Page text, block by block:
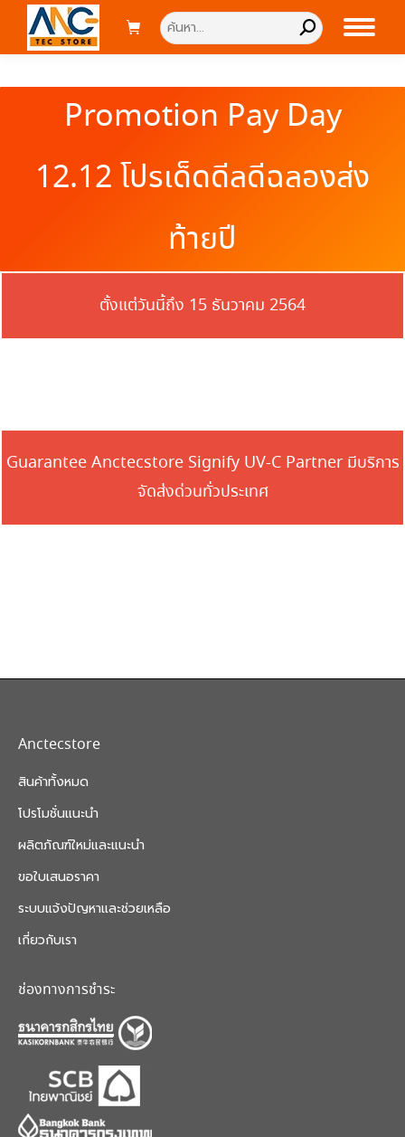
Search:
Promotion Pay Day
12.12 โปรเด็ดดีลดีฉลองส่ง
ท้ายปี
ตั้งแต่วันนี้ถึง 15 ธันวาคม 2564
Guarantee Anctecstore Signify UV-C Partner มีบริการ
จัดส่งด่วนทั่วประเทศ
Anctecstore
สินค้าทั้งหมด
โปรโมชั่นแนะนำ
ผลิตภัณฑ์ใหม่และแนะนำ
ขอใบเสนอราคา
ระบบแจ้งปัญหาและช่วยเหลือ
เกี่ยวกับเรา
ช่องทางการชำระ